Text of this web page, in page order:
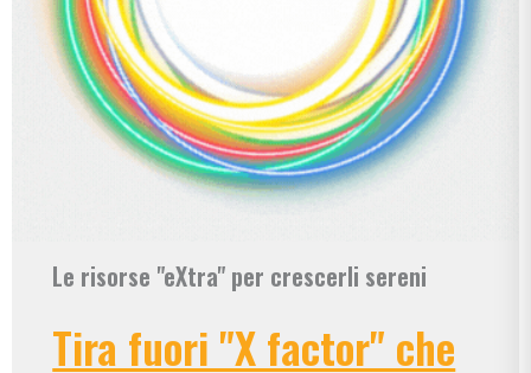
Le risorse "eXtra" per crescerli sereni
Tira fuori "X factor" che